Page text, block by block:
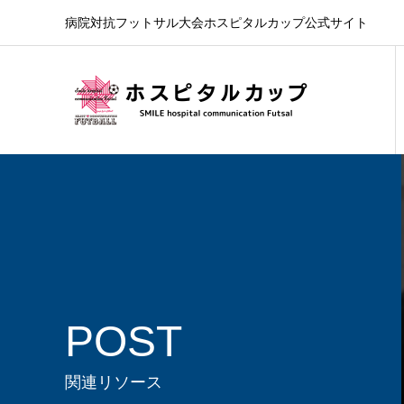
病院対抗フットサル大会ホスピタルカップ公式サイト
POST
関連リソース